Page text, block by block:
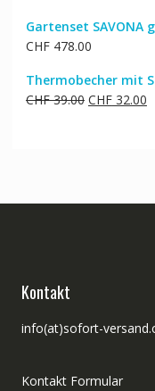
Gartenset SAVONA
CHF478.00
Thermobecher mit
CHF39.00 CHF32.00
Kontakt
info(at)sofort-
Kontakt Formular